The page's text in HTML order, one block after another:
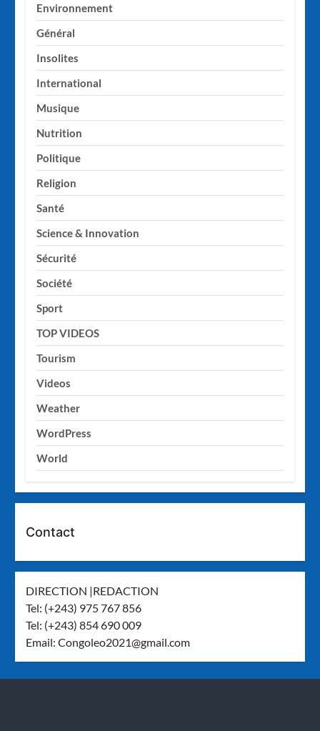
Environnement
Général
Insolites
International
Musique
Nutrition
Politique
Religion
Santé
Science & Innovation
Sécurité
Société
Sport
TOP VIDEOS
Tourism
Videos
Weather
WordPress
World
Contact
DIRECTION |REDACTION
Tel: (+243) 975 767 856
Tel: (+243) 854 690 009
Email:Congoleo2021@gmail.com